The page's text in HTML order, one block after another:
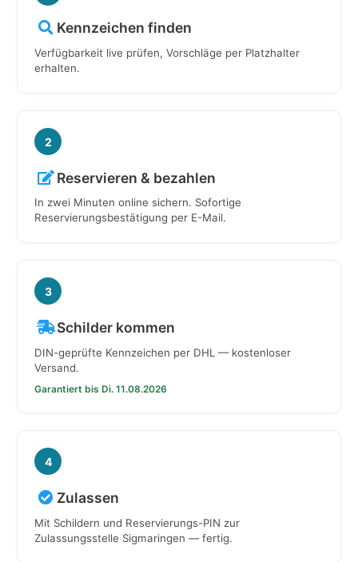
Kennzeichen finden
Verfügbarkeit live prüfen, Vorschläge per Platzhalter
erhalten.
2
Reservieren & bezahlen
In zwei Minuten online sichern. Sofortige
Reservierungsbestätigung per E-Mail.
3
Schilder kommen
DIN-geprüfte Kennzeichen per DHL — kostenloser
Versand.
Garantiert bis Di. 11.08.2026
4
Zulassen
Mit Schildern und Reservierungs-PIN zur
Zulassungsstelle Sigmaringen — fertig.